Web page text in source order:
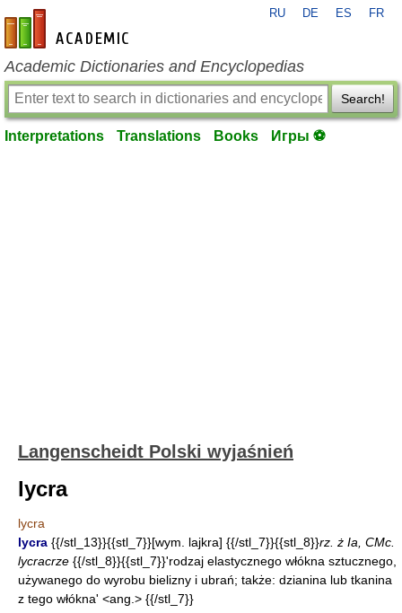
en-academic.com
RU DE ES FR
Academic Dictionaries and Encyclopedias
Search!
Interpretations Translations Books Игры ⚽
Langenscheidt Polski wyjaśnień
lycra
lycra
lycra {{/stl_13}}{{stl_7}}[wym. lajkra] {{/stl_7}}{{stl_8}}rz. ż Ia, CMc.
lycracrze {{/stl_8}}{{stl_7}}'rodzaj elastycznego włókna sztucznego,
używanego do wyrobu bielizny i ubrań; także: dzianina lub tkanina
z tego włókna' <ang.> {{/stl_7}}